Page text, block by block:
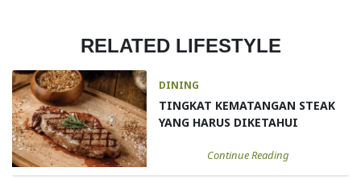
RELATED LIFESTYLE
DINING
TINGKAT KEMATANGAN STEAK
YANG HARUS DIKETAHUI
Continue Reading